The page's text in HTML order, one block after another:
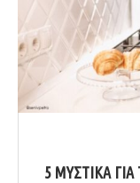
5 ΜΥΣΤΙΚΑ